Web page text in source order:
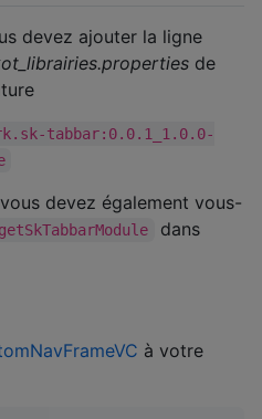
devez ajouter la ligne
de
tabbar:0.0.1_1.0.0-
devez également vous-
getSkTabbarModule
dans
à votre